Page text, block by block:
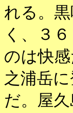
れる。
く、３
のは快
之浦岳
だ。屋